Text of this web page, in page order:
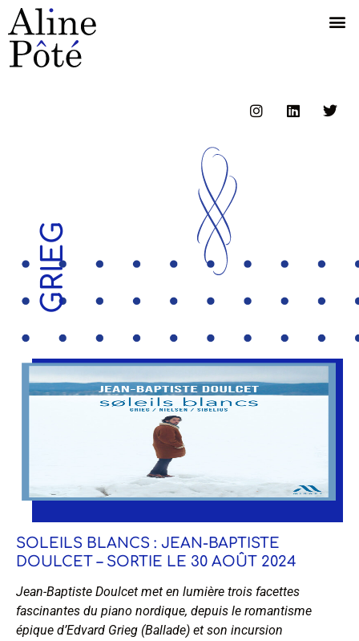
GRIEG
SOLEILS BLANCS : JEAN-BAPTISTE
DOULCET – SORTIE LE 30 AOÛT 2024
Jean-Baptiste Doulcet met en lumière trois facettes
fascinantes du piano nordique, depuis le romantisme
épique d’Edvard Grieg (Ballade) et son incursion